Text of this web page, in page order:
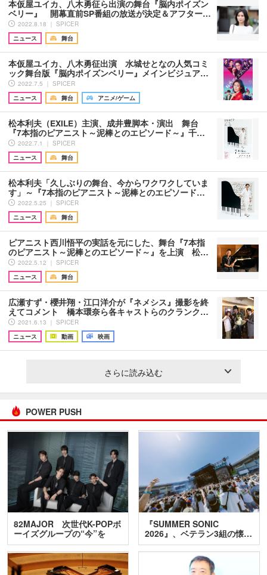
本仮屋ユイカ、八木勇征ら出演の舞台『脳内ポイズン
ベリー』 開幕直前SP番組の放送が決定＆アフター…
2022.8.18 ｜ SPICER
ニュース
舞台
本仮屋ユイカ、八木勇征出演 水城せとなの人気コミ
ック舞台版『脳内ポイズンベリー』メインビジュア…
2022.7.5 ｜ SPICER
ニュース
舞台 アニメ/ゲーム
松本利夫（EXILE）主演、成井豊脚本・演出 舞台
『7本指のピアニスト～泥棒とのエピソード～』千…
2022.7.1 ｜ SPICER
ニュース
舞台
松本利夫「久しぶりの舞台、今からワクワクしていま
す」～『7本指のピアニスト～泥棒とのエピソード…
2022.5.25 ｜ SPICER
ニュース
舞台
ピアニスト西川悟平の実話を元にした、舞台『7本指
のピアニスト～泥棒とのエピソード～』を上演 松…
2022.5.12 ｜ SPICER
ニュース
舞台
広瀬すず・櫻井翔・江口洋介が『ネメシス』撮影を終
えてコメント 橋本環奈ら各キャストらのクランク…
2021.6.13 ｜ SPICER
ニュース
動画 映画
さらに読み込む
POWER PUSH
82MAJOR 次世代K-POPボ
ーイズグループの“今”を
訊…
『SUMMER SONIC
2026』、ベテラン3組の懐…